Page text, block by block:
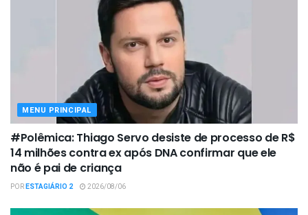
MENU PRINCIPAL
#Polêmica: Thiago Servo desiste de processo de R$
14 milhões contra ex após DNA confirmar que ele
não é pai de criança
PORESTAGIÁRIO 2 2026/08/06